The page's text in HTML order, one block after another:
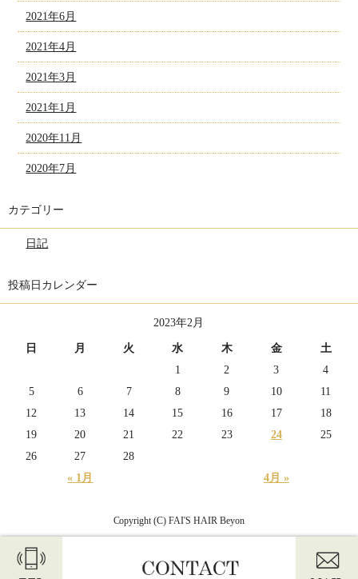
2021年6月
2021年4月
2021年3月
2021年1月
2020年11月
2020年7月
カテゴリー
日記
投稿日カレンダー
2023年2月
日 月 火 水 木 金 土
« 1月 4月 »
1 2 3
4
5
6 7 8 9 10
11
12
13 14 15 16 17
18
19
20 21 22 23 24
25
26
27 28
Copyright (C) FAI'S HAIR Beyon